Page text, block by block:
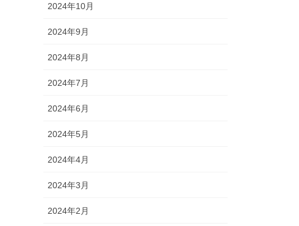
2024年10月
2024年9月
2024年8月
2024年7月
2024年6月
2024年5月
2024年4月
2024年3月
2024年2月